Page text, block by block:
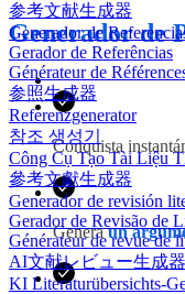
参考文献生成器
Generador de
Gerador de Referências
Générateur de
参照生成器
Referenzgenerator
참조 생성기
Công Cụ Tạo Tài Liệu
參考文獻生成器
Generador de revisión
Gerador de Revisão de
Générateur de revue de
AI文献レビュー生成器
KI Literaturübersichts-
Generador de
Conquista
Generaun